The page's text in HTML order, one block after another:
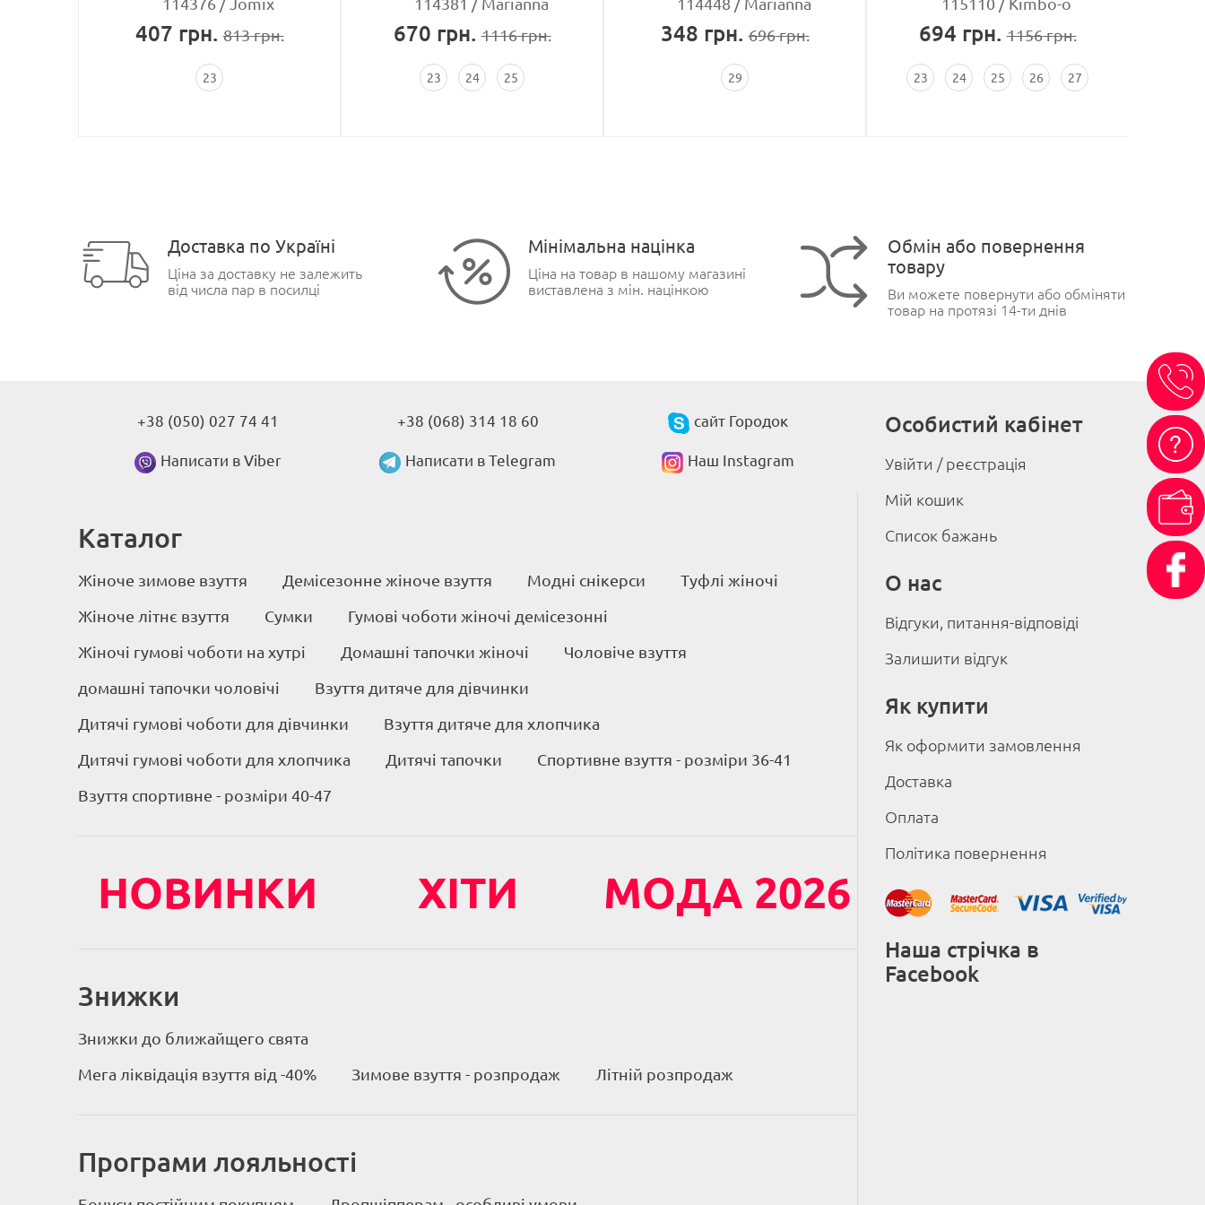
114376 Jomix
407 грн. 813грн.
23
114381 Marianna
670 грн. 1116грн.
23 24 25
114448 Marianna
348 грн. 696грн.
29
115110 Kimbo-o
694 грн. 1156грн.
23 24 25 26 27
Доставка по Україні
Ціна за доставку не залежить
від числа пар в посилці
Мінімальна націнка
Ціна на товар в нашому магазині
виставлена з мін. націнкою
Обмін або повернення
товару
Ви можете повернути або обміняти
товар на протязі 14-ти днів
+38 (050) 027 74 41 +38 (068) 314 18 60 сайт Городок
Написати в Viber Написати в Telegram Наш Instagram
Каталог
Жіноче зимове взуття Демісезонне жіноче взуття Модні снікерси
Туфлі жіночі
Жіноче літнє взуття
Сумки
Гумові чоботи жіночі демісезонні
Жіночі гумові чоботи на хутрі
Домашні тапочки жіночі
Чоловіче взуття
домашні тапочки чоловічі
Взуття дитяче для дівчинки
Дитячі гумові чоботи для дівчинки
Взуття дитяче для хлопчика
Дитячі гумові чоботи для хлопчика
Дитячі тапочки
Спортивне взуття - розміри 36-41
Взуття спортивне - розміри 40-47
НОВИНКИ ХІТИ МОДА 2026
Знижки
Знижки до ближайщего свята
Мега ліквідація взуття від -40%
Зимове взуття - розпродаж Літній розпродаж
Програми лояльності
Особистий кабінет
Увійти / реєстрація
Мій кошик
Список бажань
О нас
Відгуки, питання-відповіді
Залишити відгук
Як купити
Як оформити замовлення
Доставка
Оплата
Політика повернення
Наша стрічка в
Facebook